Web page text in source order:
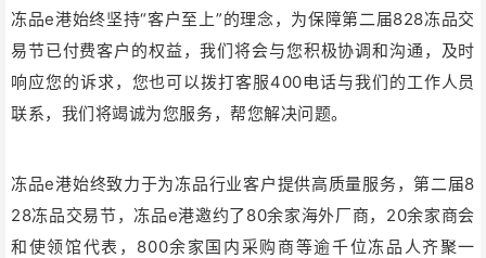
冻品e港始终坚持“客户至上”的理念，为保障第二届828冻品交
易节已付费客户的权益，我们将会与您积极协调和沟通，及时
响应您的诉求，您也可以拨打客服400电话与我们的工作人员
联系，我们将竭诚为您服务，帮您解决问题。
冻品e港始终致力于为冻品行业客户提供高质量服务，第二届8
28冻品交易节，冻品e港邀约了80余家海外厂商，20余家商会
和使领馆代表，800余家国内采购商等逾千位冻品人齐聚一